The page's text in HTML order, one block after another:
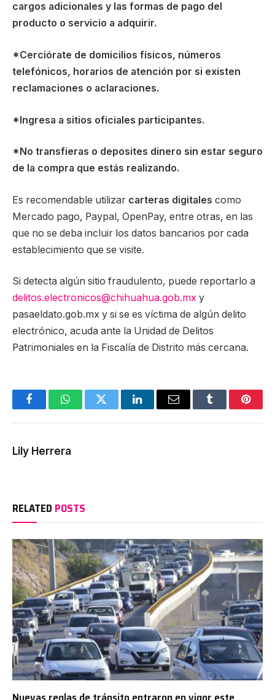
cargos adicionales y las formas de pago del
producto o servicio a adquirir.
*Cerciórate de domicilios físicos, números
telefónicos, horarios de atención por si existen
reclamaciones o aclaraciones.
*Ingresa a sitios oficiales participantes.
*No transfieras o deposites dinero sin estar seguro
de la compra que estás realizando.
Es recomendable utilizar carteras digitales como
Mercado pago, Paypal, OpenPay, entre otras, en las
que no se deba incluir los datos bancarios por cada
establecimiento que se visite.
Si detecta algún sitio fraudulento, puede reportarlo a
delitos.electronicos@chihuahua.gob.mx y
pasaeldato.gob.mx y si se es víctima de algún delito
electrónico, acuda ante la Unidad de Delitos
Patrimoniales en la Fiscalía de Distrito más cercana.
FacebookWhatsAppTwitter LinkedInEmail Tumblr
Lily Herrera
RELATED POSTS